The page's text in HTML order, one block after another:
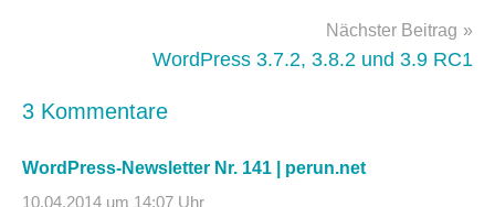
Nächster Beitrag
WordPress 3.7.2, 3.8.2 und 3.9 RC1
3 Kommentare
WordPress-Newsletter Nr. 141 | perun.net
10.04.2014 um 14:07 Uhr